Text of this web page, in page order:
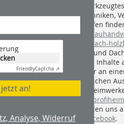
und
FriendlyCaptcha ⇗
an!
Analyse, Widerruf
Videos von
Handwerkstechniken,
Montageabläufen
youtube.com/
youtube.com/dach-
Zimmerleuten und
wir spannende Inhalte
holzbau.de
, der an
der handwerklichen
interessierte
unserem Blog
fündig. Sie finden uns
Twitterund Facebook.